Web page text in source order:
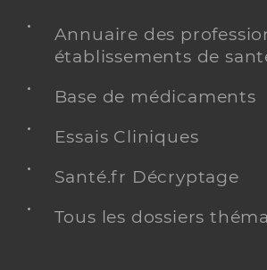
Annuaire des
établissements de
Base de médicaments
Essais Cliniques
Santé.fr Décryptage
Tous les dossiers